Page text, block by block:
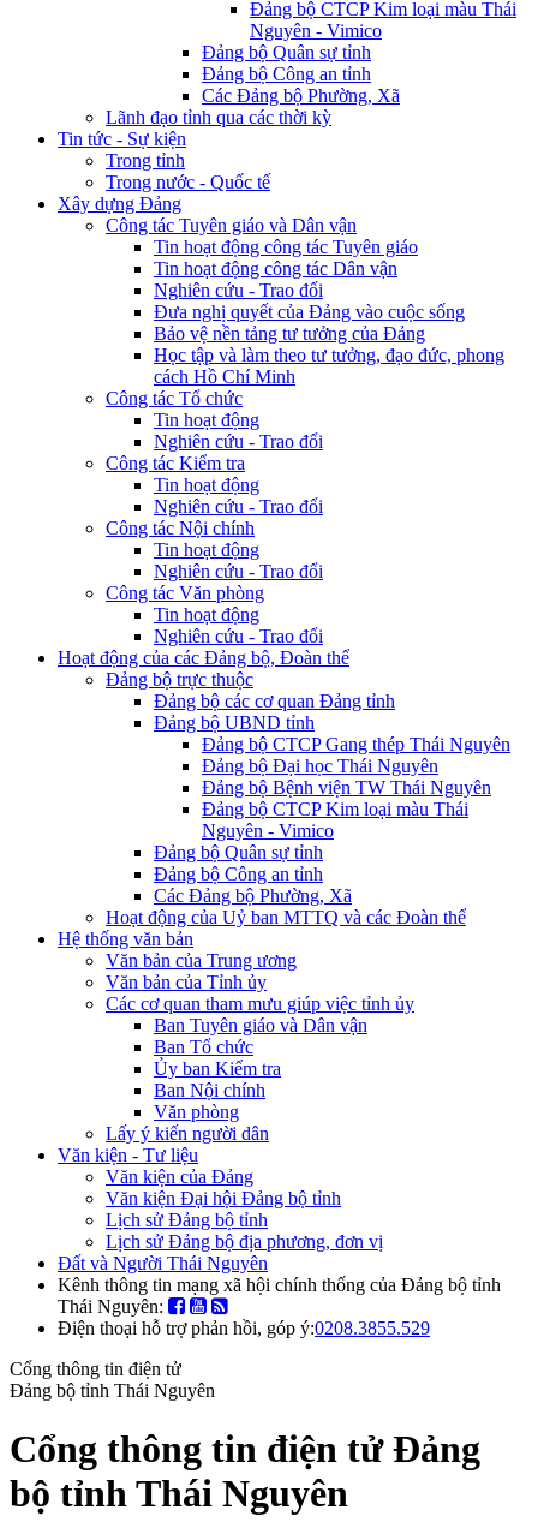
Đảng bộ CTCP Kim loại màu Thái
Nguyên - Vimico
Đảng bộ Quân sự tỉnh
Đảng bộ Công an tỉnh
Các Đảng bộ Phường, Xã
Lãnh đạo tỉnh qua các thời kỳ
Tin tức - Sự kiện
Trong tỉnh
Trong nước - Quốc tế
Xây dựng Đảng
Công tác Tuyên giáo và Dân vận
Tin hoạt động công tác Tuyên giáo
Tin hoạt động công tác Dân vận
Nghiên cứu - Trao đổi
Đưa nghị quyết của Đảng vào cuộc sống
Bảo vệ nền tảng tư tưởng của Đảng
Học tập và làm theo tư tưởng, đạo đức, phong
cách Hồ Chí Minh
Công tác Tổ chức
Tin hoạt động
Nghiên cứu - Trao đổi
Công tác Kiểm tra
Tin hoạt động
Nghiên cứu - Trao đổi
Công tác Nội chính
Tin hoạt động
Nghiên cứu - Trao đổi
Công tác Văn phòng
Tin hoạt động
Nghiên cứu - Trao đổi
Hoạt động của các Đảng bộ, Đoàn thể
Đảng bộ trực thuộc
Đảng bộ các cơ quan Đảng tỉnh
Đảng bộ UBND tỉnh
Đảng bộ CTCP Gang thép Thái Nguyên
Đảng bộ Đại học Thái Nguyên
Đảng bộ Bệnh viện TW Thái Nguyên
Đảng bộ CTCP Kim loại màu Thái
Nguyên - Vimico
Đảng bộ Quân sự tỉnh
Đảng bộ Công an tỉnh
Các Đảng bộ Phường, Xã
Hoạt động của Uỷ ban MTTQ và các Đoàn thể
Hệ thống văn bản
Văn bản của Trung ương
Văn bản của Tỉnh ủy
Các cơ quan tham mưu giúp việc tỉnh ủy
Ban Tuyên giáo và Dân vận
Ban Tổ chức
Ủy ban Kiểm tra
Ban Nội chính
Văn phòng
Lấy ý kiến người dân
Văn kiện - Tư liệu
Văn kiện của Đảng
Văn kiện Đại hội Đảng bộ tỉnh
Lịch sử Đảng bộ tỉnh
Lịch sử Đảng bộ địa phương, đơn vị
Đất và Người Thái Nguyên
Kênh thông tin mạng xã hội chính thống của Đảng bộ tỉnh
Thái Nguyên:
Điện thoại hỗ trợ phản hồi, góp ý:0208.3855.529
Cổng thông tin điện tử
Đảng bộ tỉnh Thái Nguyên
Cổng thông tin điện tử Đảng
bộ tỉnh Thái Nguyên